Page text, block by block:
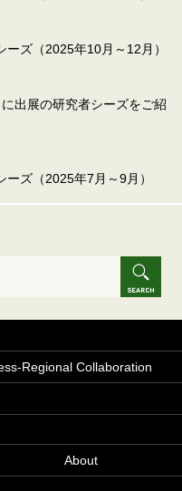
ズ（2025年10月～12月）
出展の研究者シーズをご紹
ズ（2025年7月～9月）
Regional Collaboration
About